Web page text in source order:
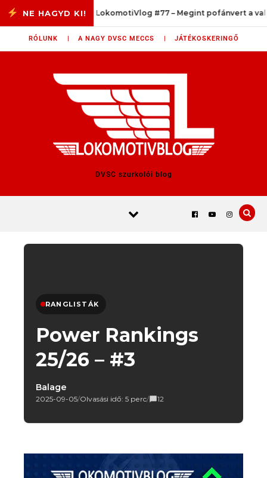
Skip to content
33 LokomotiVlog #77 – Megint pofánvert a valóság
RÓLUNK | A NAGY DVSC MECCS | JÁTÉKOSKERINGŐ
DVSC szurkolói blog
RANGLISTÁK
Power Rankings
25/26 – #3
Balage
2025-09-05/Olvasási idő: 5 perc/ 12